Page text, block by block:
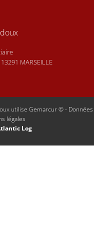
MARSEILLE
utilise Gemarcur ©- Données
légales
Log